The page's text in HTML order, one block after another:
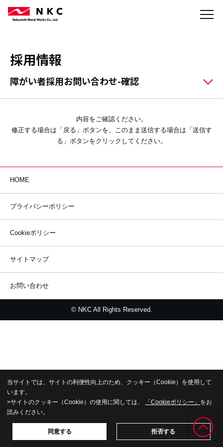
採用情報
障がい者採用お問い合わせ-確認
内容をご確認ください。
修正する場合は「戻る」ボタンを、このまま送信する場合は「送信す
る」ボタンをクリックしてください。
HOME
プライバシーポリシー
Cookieポリシー
サイトマップ
お問い合わせ
© NKC All Rights Reserved.
当サイトでは、サイトの利便性向上のため、クッキー（Cookie）を使用して
います。
>サイトのクッキー（Cookie）の使用に関しては、
「Cookieポリシー」 をお
読みください。
同意する 拒否する